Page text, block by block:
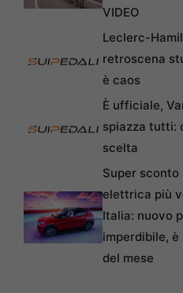
VIDEO
Leclerc-
retroscena
è caos
È ufficiale,
spiazza tutti:
scelta
Super sconto
elettrica più
Italia: nuovo
imperdibile, è
del mese